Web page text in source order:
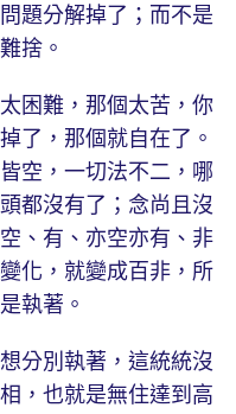
題分解掉了；而不是
捨。
難，那個太苦，你
了，那個就自在了。
空，一切法不二，哪
都沒有了；念尚且沒
、有、亦空亦有、非
化，就變成百非，所
執著。
別執著，這統統沒
，也就是無住達到高